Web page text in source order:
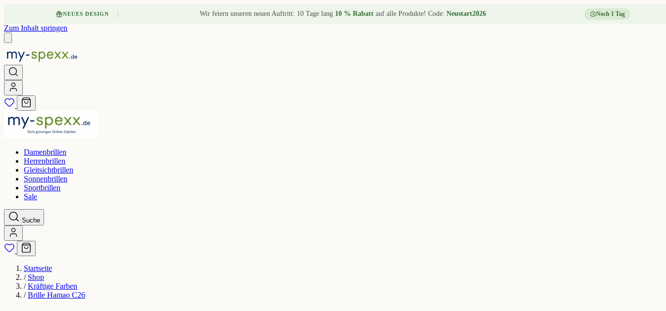
NEUES DESIGN Wir feiern unseren neuen Auftritt: 10 Tage lang 10 % Rabatt auf alle Produkte! Code: Neustart2026 Noch 1 Tag
Zum Inhalt springen
Damenbrillen
Herrenbrillen
Gleitsichtbrillen
Sonnenbrillen
Sportbrillen
Sale
Suche
Startseite
/ Shop
/ Kräftige Farben
/ Brille Hamao C26